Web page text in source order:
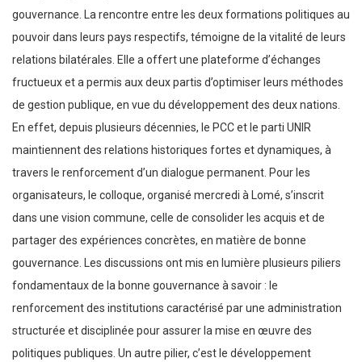
gouvernance. La rencontre entre les deux formations politiques au
pouvoir dans leurs pays respectifs, témoigne de la vitalité de leurs
relations bilatérales. Elle a offert une plateforme d’échanges
fructueux et a permis aux deux partis d’optimiser leurs méthodes
de gestion publique, en vue du développement des deux nations.
En effet, depuis plusieurs décennies, le PCC et le parti UNIR
maintiennent des relations historiques fortes et dynamiques, à
travers le renforcement d’un dialogue permanent. Pour les
organisateurs, le colloque, organisé mercredi à Lomé, s’inscrit
dans une vision commune, celle de consolider les acquis et de
partager des expériences concrètes, en matière de bonne
gouvernance. Les discussions ont mis en lumière plusieurs piliers
fondamentaux de la bonne gouvernance à savoir : le
renforcement des institutions caractérisé par une administration
structurée et disciplinée pour assurer la mise en œuvre des
politiques publiques. Un autre pilier, c’est le développement